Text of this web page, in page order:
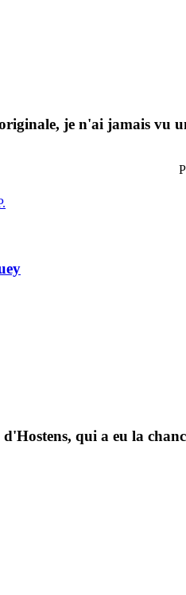
je n'ai jamais vu
qui a eu la